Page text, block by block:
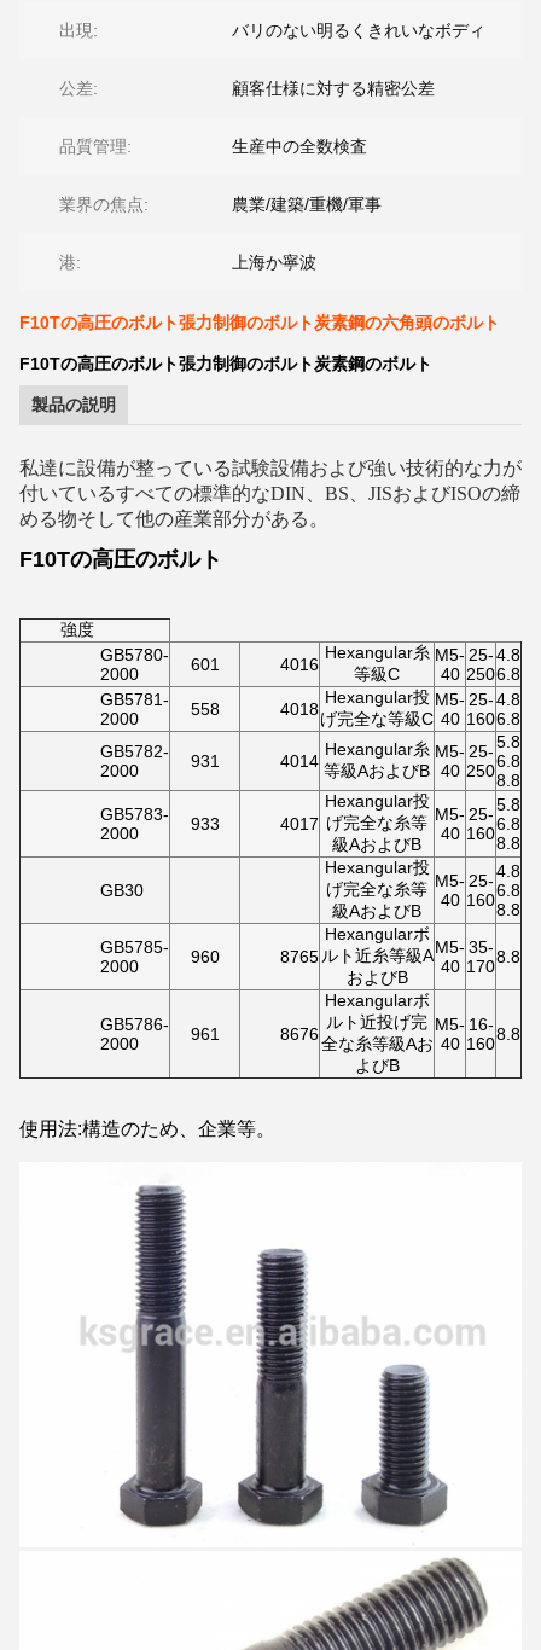
出現: バリのない明るくきれいなボディ
公差: 顧客仕様に対する精密公差
品質管理: 生産中の全数検査
業界の焦点: 農業/建築/重機/軍事
港: 上海か寧波
F10Tの高圧のボルト張力制御のボルト炭素鋼の六角頭のボルト
F10Tの高圧のボルト張力制御のボルト炭素鋼のボルト
製品の説明
私達に設備が整っている試験設備および強い技術的な力が
付いているすべての標準的なDIN、BS、JISおよびISOの締
める物そして他の産業部分がある 。
F10Tの高圧のボルト
強度
GB5780-
2000
601 4016
Hexangular糸
等級C
M5-
40
25-
250
4.8
6.8
GB5781-
2000
558 4018
Hexangular投
げ完全な等級C
M5-
40
25-
160
4.8
6.8
GB5782-
2000
931 4014
Hexangular糸
等級AおよびB
M5-
40
25-
250
5.8
6.8
8.8
GB5783-
2000
933 4017
Hexangular投
げ完全な糸等
級AおよびB
M5-
40
25-
160
5.8
6.8
8.8
GB30
Hexangular投
げ完全な糸等
級AおよびB
M5-
40
25-
160
4.8
6.8
8.8
GB5785-
2000
960 8765
Hexangularボ
ルト近糸等級A
およびB
M5-
40
35-
1708.8
GB5786-
2000
961 8676
Hexangularボ
ルト近投げ完
全な糸等級Aお
よびB
M5-
40
16-
1608.8
使用法:構造のため、企業等。